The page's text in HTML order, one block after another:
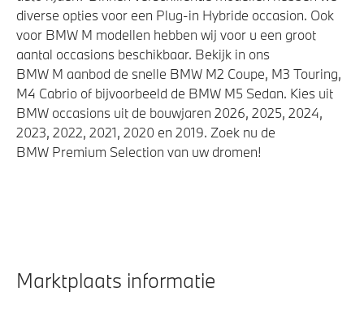
diverse opties voor een Plug-in Hybride occasion. Ook
voor BMW M modellen hebben wij voor u een groot
aantal occasions beschikbaar. Bekijk in ons
BMW M aanbod de snelle BMW M2 Coupe, M3 Touring,
M4 Cabrio of bijvoorbeeld de BMW M5 Sedan. Kies uit
BMW occasions uit de bouwjaren 2026, 2025, 2024,
2023, 2022, 2021, 2020 en 2019. Zoek nu de
BMW Premium Selection van uw dromen!
Marktplaats informatie